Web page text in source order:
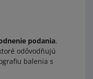
podania.
odôvodňujú
balenia s